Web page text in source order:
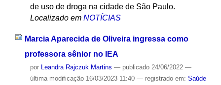
de uso de droga na cidade de São Paulo.
Localizado em NOTÍCIAS
Marcia Aparecida de Oliveira ingressa como
professora sênior no IEA
por Leandra Rajczuk Martins — publicado24/06/2022 —
última modificação16/03/2023 11:40 — registrado em: Saúde